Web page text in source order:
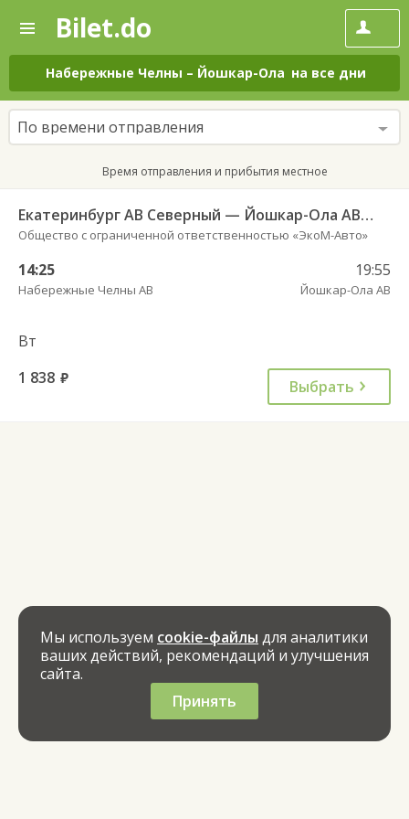
—
Поиск
и
покупка
билетов
на
автобус
онлайн
Bilet.do
Набережные Челны – Йошкар-Ола на все дни
По времени отправления
Время отправления и прибытия местное
Екатеринбург АВ Северный — Йошкар-Ола АВ 10944
Общество с ограниченной ответственностью «ЭкоМ-Авто»
14:25
Набережные Челны АВ
19:55
Йошкар-Ола АВ
Вт
1 838 руб. Выбрать
Мы используем cookie-файлы для аналитики
ваших действий, рекомендаций и улучшения
сайта.
Принять